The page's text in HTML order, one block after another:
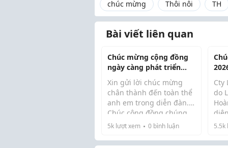
chúc mừng
Thôi nôi TH
Bài viết liên quan
Chúc mừng cộng đồng
ngày càng phát triển
mạnh mẽ
Xin gửi lời chúc mừng
chân thành đến toàn thể
anh em trong diễn đàn.
Chúc cộng đồng chúng
ta ngày càng lớn mạnh,
hữu ích và hỗ trợ nhau
5k lượt xem 0 bình luận
Cty
do
tấn
5.5k